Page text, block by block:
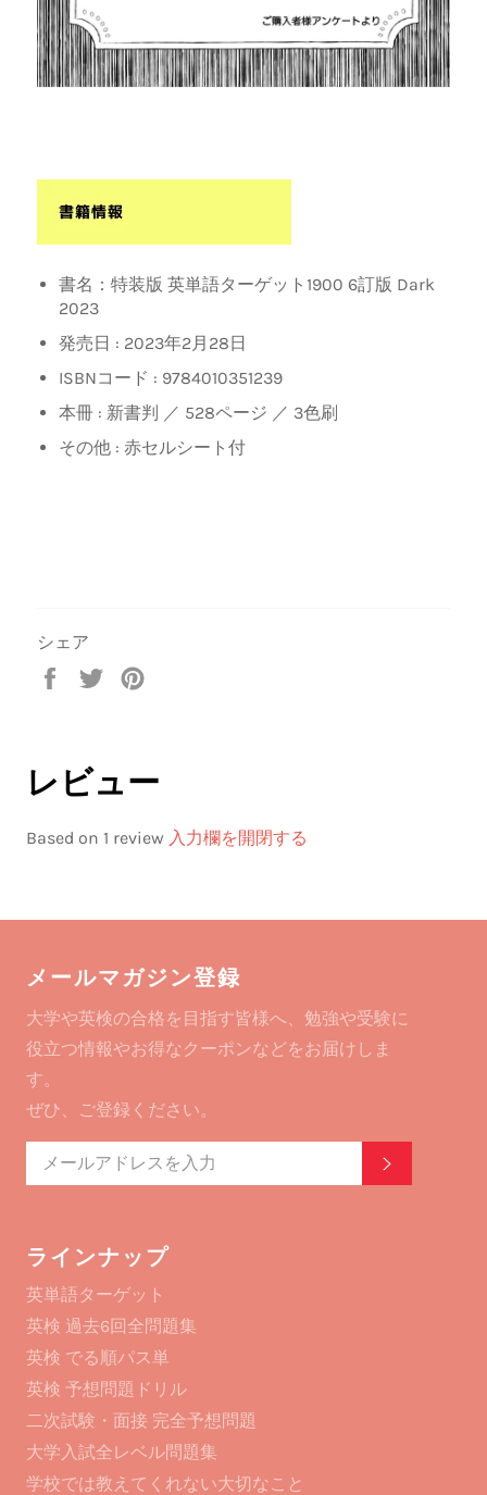
書名：特装版 英単語ターゲット1900 6訂版 Dark
2023
発売日 : 2023年2月28日
ISBNコード : 9784010351239
本冊 : 新書判 ／ 528ページ ／ 3色刷
その他 : 赤セルシート付
シェア
Facebook
ア
す
Twitter
ト
る
Pinterest
レビュー
Based on 1 review 入力欄を開閉する
メールマガジン登録
大学や英検の合格を目指す皆様へ、勉強や受験に
役立つ情報やお得なクーポンなどをお届けしま
す。
ぜひ、ご登録ください。
ラインナップ
英単語ターゲット
英検 過去6回全問題集
英検 でる順パス単
英検 予想問題ドリル
二次試験・面接 完全予想問題
大学入試全レベル問題集
学校では教えてくれない大切なこと